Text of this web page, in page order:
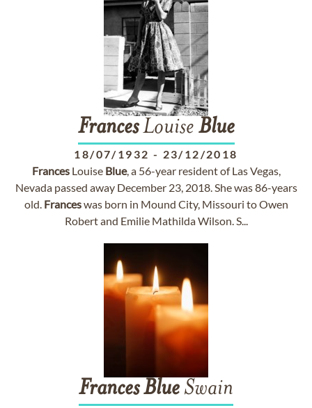
FrancesLouise Blue
18/07/1932 - 23/12/2018
FrancesLouise Blue, a 56-year resident of Las Vegas,
Nevada passed away December 23, 2018. She was 86-years
old. Franceswas born in Mound City, Missouri to Owen
Robert and Emilie Mathilda Wilson. S...
FrancesBlue Swain